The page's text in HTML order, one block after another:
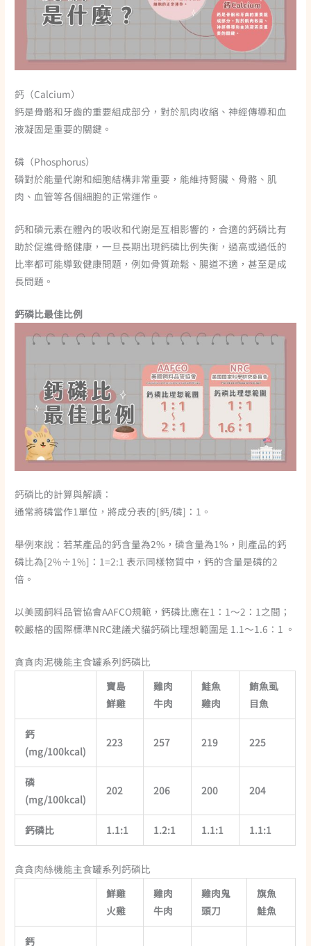
鈣（Calcium）
鈣是骨骼和牙齒的重要組成部分，對於肌肉收縮、神經傳導和血
液凝固是重要的關鍵。
磷（Phosphorus）
磷對於能量代謝和細胞結構非常重要，能維持腎臟、骨骼、肌
肉、血管等各個細胞的正常運作。
鈣和磷元素在體內的吸收和代謝是互相影響的，合適的鈣磷比有
助於促進骨骼健康，一旦長期出現鈣磷比例失衡，過高或過低的
比率都可能導致健康問題，例如骨質疏鬆、腸道不適，甚至是成
長問題。
鈣磷比最佳比例
鈣磷比的計算與解讀：
通常將磷當作1單位，將成分表的[鈣/磷]：1。
舉例來說：若某產品的鈣含量為2%，磷含量為1%，則產品的鈣
磷比為[2%÷1%]：1=2:1 表示同樣物質中，鈣的含量是磷的2
倍。
以美國飼料品管協會AAFCO規範，鈣磷比應在1：1～2：1之間；
較嚴格的國際標準NRC建議犬貓鈣磷比理想範圍是 1.1～1.6：1 。
貪貪肉泥機能主食罐系列鈣磷比
寶島
鮮雞
雞肉
牛肉
鮭魚
雞肉
鮪魚虱
目魚
鈣
(mg/100kcal)
223 257 219 225
磷
(mg/100kcal)
202 206 200 204
鈣磷比 1.1:1 1.2:1 1.1:1 1.1:1
貪貪肉絲機能主食罐系列鈣磷比
鮮雞
火雞
雞肉
牛肉
雞肉鬼
頭刀
旗魚
鮭魚
鈣